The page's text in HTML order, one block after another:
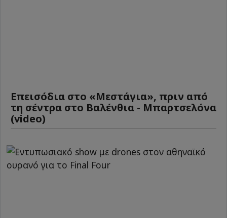
Επεισόδια στο «Μεστάγια», πριν από
τη σέντρα στο Βαλένθια - Μπαρτσελόνα
(video)